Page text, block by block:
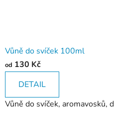
Vůně do svíček 100ml
od 130 Kč
DETAIL
Vůně do svíček, aromavosků,